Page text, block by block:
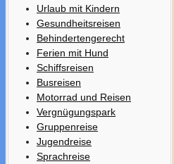
Urlaub mit Kindern
Gesundheitsreisen
Behindertengerecht
Ferien mit Hund
Schiffsreisen
Busreisen
Motorrad und Reisen
Vergnügungspark
Gruppenreise
Jugendreise
Sprachreise